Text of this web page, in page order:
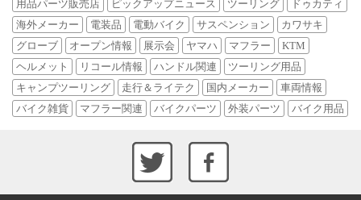
用品パーツ販売店
ピックアップニュース ツーリング
ドゥカティ
海外メーカー
電装品 電動バイク サスペンション
カワサキ
グローブ
オープン情報 展示会 ヤマハ マフラー
KTM
ヘルメット
リコール情報 ハンドル関連
ツーリング用品
キャンプツーリング
走行＆ライテク 国内メーカー
車両情報
バイク雑貨
マフラー関連 バイクパーツ 外装パーツ バイク用品